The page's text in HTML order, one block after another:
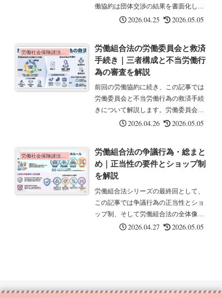
働協約は団体交渉の結果を書面化した
もので、強い効力を持つ重要な制度で
との間で締結される労働条件等に関...
2026.04.25 2026.05.05
労働社会保険諸法令の基礎知識
労働組合法の労働委員会と救済
手続き｜三者構成と不当労働行
為の審査を解説
前回の労働協約に続き、この記事では
労働委員会と不当労働行為の救済手続
きについて解説します。労働委員会
は、労使紛争の解決や不当労働行為の
労働争議の調整や不当労働行為の審
査...
2026.04.26 2026.05.05
労働社会保険諸法令の基礎知識
労働組合法の争議行為・総まと
め｜正当性の要件とショップ制
を解説
労働組合法シリーズの最終回として、
この記事では争議行為の正当性とショ
ップ制、そして労働組合法の全体像に
ついてまとめます。争議行為とは争議
2026.04.27 2026.05.05